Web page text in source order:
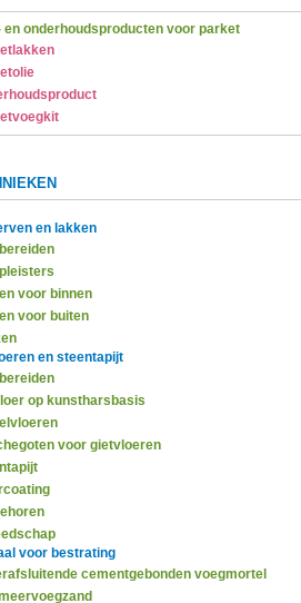
onderhoudsproducten voor parket
en lakken
voor binnen
voor buiten
en steentapijt
op kunstharsbasis
voor gietvloeren
voor bestrating
cementgebonden voegmortel